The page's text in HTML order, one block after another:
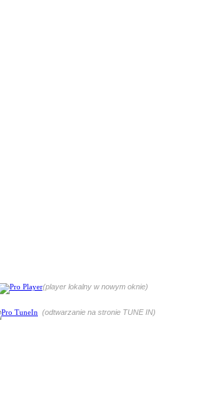
(player lokalny w nowym oknie)
(odtwarzanie na stronie TUNE IN)